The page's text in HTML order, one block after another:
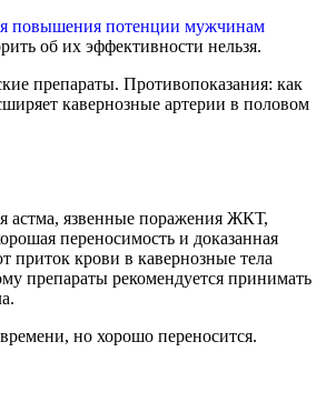
об их эффективности нельзя.
препараты. Противопоказания: как
кавернозные артерии в половом
астма, язвенные поражения ЖКТ,
переносимость и доказанная
крови в кавернозные тела
препараты рекомендуется принимать
но хорошо переносится.